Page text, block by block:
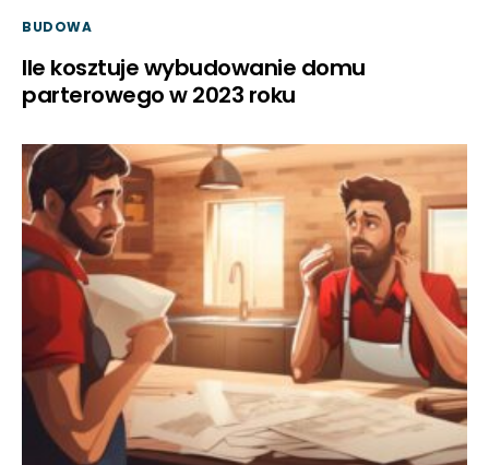
BUDOWA
Ile kosztuje wybudowanie domu
parterowego w 2023 roku